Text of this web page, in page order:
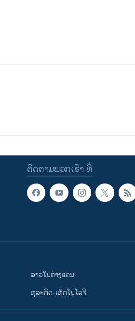
ຕິດຕາມພວກເຮົາ ທີ່
ລາວໃນຕ່າງແດນ
ທຸລະກິດ-ເທັກໂນໂລຈີ